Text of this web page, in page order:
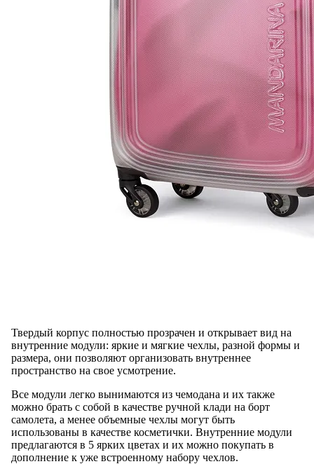
Твердый корпус полностью прозрачен и открывает вид на
внутренние модули: яркие и мягкие чехлы, разной формы и
размера, они позволяют организовать внутреннее
пространство на свое усмотрение.
Все модули легко вынимаются из чемодана и их также
можно брать с собой в качестве ручной клади на борт
самолета, а менее объемные чехлы могут быть
использованы в качестве косметички. Внутренние модули
предлагаются в 5 ярких цветах и их можно покупать в
дополнение к уже встроенному набору чехлов.